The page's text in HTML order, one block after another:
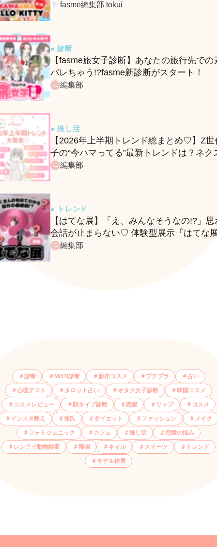
ー＆グッズをレポ！
fasme編集部 tokui
● 診断
【fasme旅女子診断】あなたの旅行先での
バレちゃう!?fasme新診断がスタート！
編集部
● 推し活
【2026年上半期トレンド総まとめ♡】Z世
子の“今ハマってる”最新トレンドは？ネク
バズ予報もチェック♪
編集部
● トレンド
【はてな展】「え、みんなそうなの!?」思
会話が止まらない♡ 体験型展示『はてな展
に行ってきたレポ
編集部
診断 MBTI診断 新作コスメ プチプラ 占い
心理テスト タロット占い オタク女子診断 韓国コスメ
コスメレビュー 顔タイプ診断 恋愛 リップ コスメ
インスタ映え 彼氏 ダイエット ファッション メイク
フォトジェニック カフェ 推し活 恋愛の悩み
レンアイ動物診断 韓国 ネイル スイーツ トレンド
モデル体重